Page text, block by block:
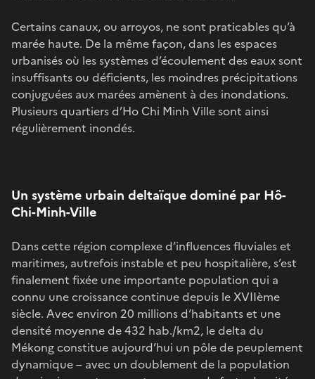
Certains canaux, ou arroyos, ne sont praticables qu’à
marée haute. De la même façon, dans les espaces
urbanisés où les systèmes d’écoulement des eaux sont
insuffisants ou déficients, les moindres précipitations
conjuguées aux marées amènent à des inondations.
Plusieurs quartiers d’Ho Chi Minh Ville sont ainsi
régulièrement inondés.
Un système urbain deltaïque dominé par Hô-
Chi-Minh-Ville
Dans cette région complexe d’influences fluviales et
maritimes, autrefois instable et peu hospitalière, s’est
finalement fixée une importante population qui a
connu une croissance continue depuis le XVIIème
siècle. Avec environ 20 millions d’habitants et une
densité moyenne de 432 hab./km2, le delta du
Mékong constitue aujourd’hui un pôle de peuplement
dynamique – avec un doublement de la population